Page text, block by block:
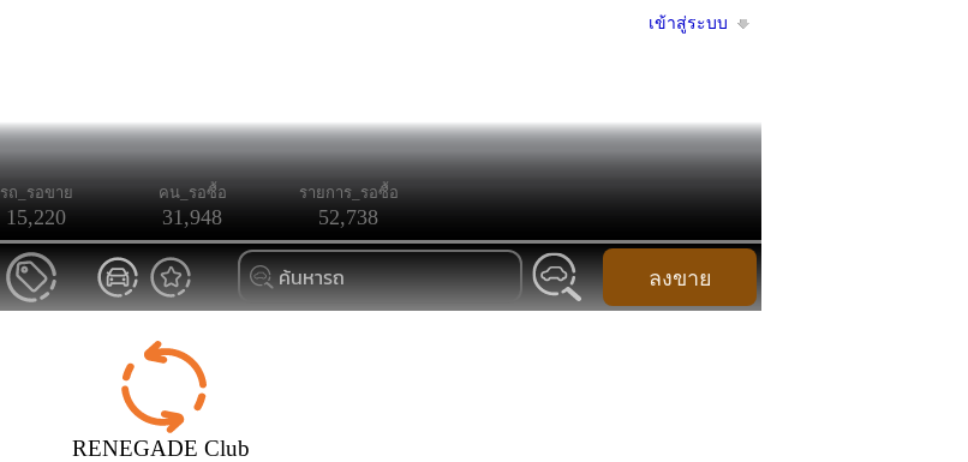
เข้าสู่ระบบ
รถ_รอขาย
15,220
คน_รอซื้อ
31,948
รายการ_รอซื้อ
52,738
ลงขาย
RENEGADE Club